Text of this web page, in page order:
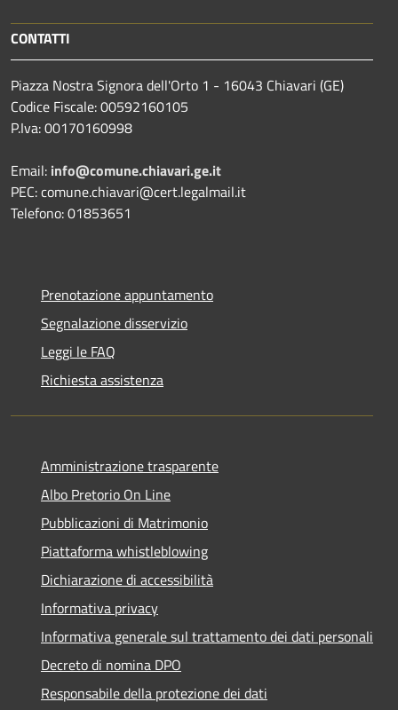
CONTATTI
Piazza Nostra Signora dell'Orto 1 - 16043 Chiavari (GE)
Codice Fiscale: 00592160105
P.Iva: 00170160998
Email: info@comune.chiavari.ge.it
PEC: comune.chiavari@cert.legalmail.it
Telefono: 01853651
Prenotazione appuntamento
Segnalazione disservizio
Leggi le FAQ
Richiesta assistenza
Amministrazione trasparente
Albo Pretorio On Line
Pubblicazioni di Matrimonio
Piattaforma whistleblowing
Dichiarazione di accessibilità
Informativa privacy
Informativa generale sul trattamento dei dati personali
Decreto di nomina DPO
Responsabile della protezione dei dati